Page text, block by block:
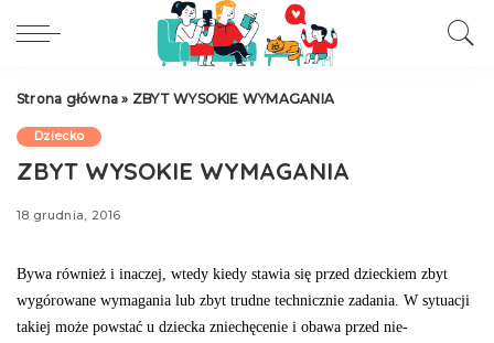
Strona główna » ZBYT WYSOKIE WYMAGANIA
Dziecko
ZBYT WYSOKIE WYMAGANIA
18 grudnia, 2016
Bywa również i inaczej, wtedy kiedy stawia się przed dzieckiem zbyt
wygórowane wymagania lub zbyt trudne technicznie zadania. W sytuacji
takiej może powstać u dziecka zniechęcenie i obawa przed nie­